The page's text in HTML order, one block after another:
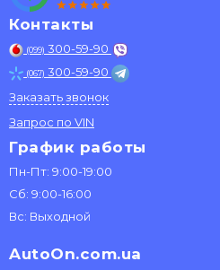
Контакты
(099) 300-59-90
(067) 300-59-90
Заказать звонок
Запрос по VIN
График работы
Пн-Пт: 9:00-19:00
Сб: 9:00-16:00
Вс: Выходной
AutoOn.com.ua